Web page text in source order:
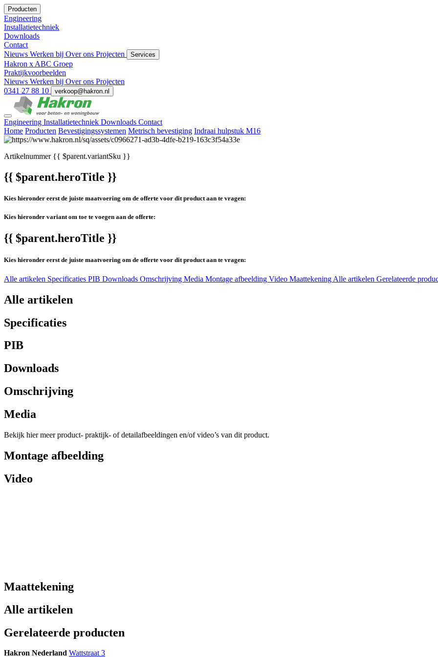
Producten
Engineering
Installatietechniek
Downloads
Contact
Nieuws Werken bij Over ons Projecten Services
Hakron x ABC Groep
Praktijkvoorbeelden
Nieuws Werken bij Over ons Projecten
0341 27 88 10
verkoop@hakron.nl
Engineering Installatietechniek Downloads Contact
Home Producten Bevestigingssystemen Metrisch bevestiging Indraai hulpstuk M16
Artikelnummer{{ $parent.variantSku }}
{{ $parent.heroTitle }}
Kies hieronder eerst de juiste maatvoering om de offerte voor dit product aan te vragen:
Kies hieronder variant om toe te voegen aan de offerte:
{{ $parent.heroTitle }}
Kies hieronder eerst de juiste maatvoering om de offerte voor dit product aan te vragen:
Alle artikelen Specificaties PIB Downloads Omschrijving Media Montage afbeelding Video Maattekening Alle artikelen Gerelateerde
Alle artikelen
Specificaties
PIB
Downloads
Omschrijving
Media
Bekijk hier meer product- praktijk- of detailafbeeldingen en/of video’s van dit product.
Montage afbeelding
Video
Maattekening
Alle artikelen
Gerelateerde producten
Hakron Nederland Wattstraat 3